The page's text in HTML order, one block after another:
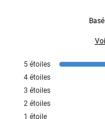
5 étoiles
4 étoiles
3 étoiles
2 étoiles
1 étoile